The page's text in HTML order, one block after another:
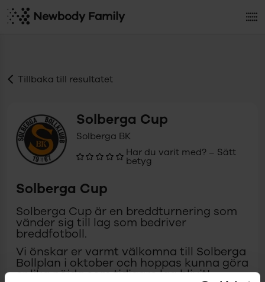
Tillbaka till resultatet
Solberga Cup
Solberga BK
Har du varit med? – Sätt
betyg
Solberga Cup
Solberga Cup är en breddturnering som
vänder sig till lag som bedriver
breddfotboll.
Vi önskar er varmt välkomna till Solberga
Bollplan i oktober och hoppas kunna göra
er lika nöjda som tidigare lag blivit!